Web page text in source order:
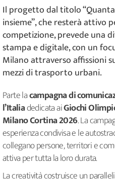
Il progetto dal titolo
insieme”, che resterà attivo
competizione, prevede una
stampa e digitale, con un
Milano attraverso affissioni
mezzi di trasporto urbani.
Parte lacampagna di
l’Italiadedicata aiGiochi
Milano Cortina 2026. La
esperienza condivisa e le
collegano persone, territori e
attiva per tutta la loro durata.